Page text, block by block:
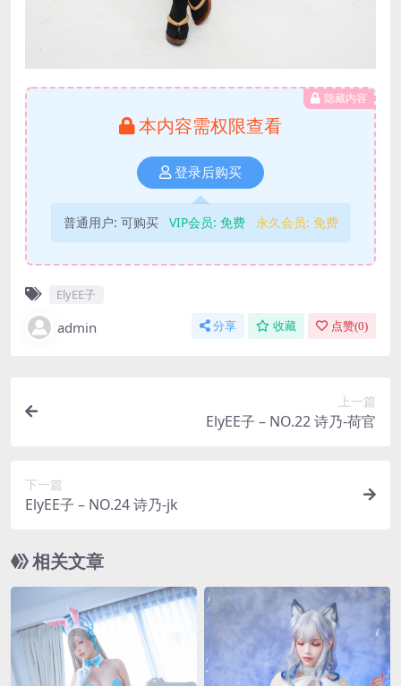
隐藏内容
本内容需权限查看
登录后购买
普通用户: 可购买 VIP会员: 免费 永久会员: 免费
ElyEE子
admin 分享 收藏 点赞(0)
上一篇
ElyEE子 – NO.22 诗乃-荷官
下一篇
ElyEE子 – NO.24 诗乃-jk
相关文章